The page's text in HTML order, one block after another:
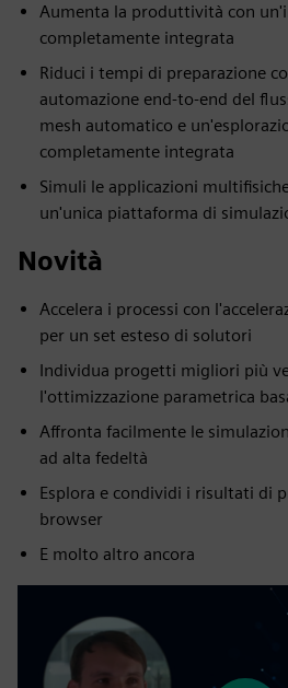
Aumenta la produttività con
completamente integrata
Riduci i tempi di preparazione
automazione end-to-end del
mesh automatico e
completamente integrata
Simuli le applicazioni
un'unica piattaforma di
Novità
Accelera i processi con
per un set esteso di solutori
Individua progetti migliori più
l'ottimizzazione parametrica
Affronta facilmente le
ad alta fedeltà
Esplora e condividi i risultati di
browser
E molto altro ancora